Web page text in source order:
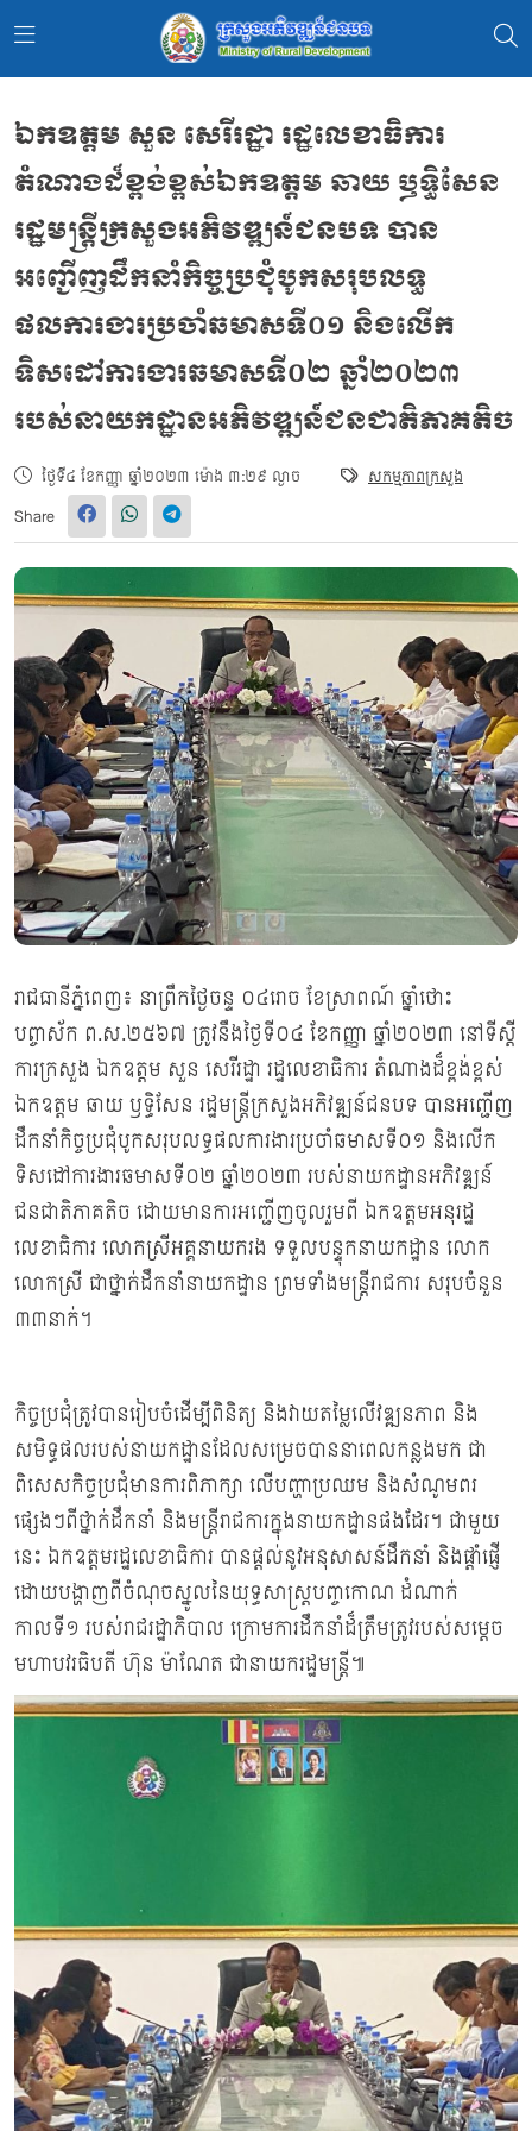
ឯកឧត្តម សួន សេរីរដ្ឋា រដ្ឋលេខាធិការ
តំណាងដ៏ខ្ពង់ខ្ពស់ឯកឧត្តម ឆាយ ឫទ្ធិសែន
រដ្ឋមន្ត្រីក្រសួងអភិវឌ្ឍន៍ជនបទ បាន
អញ្ជើញដឹកនាំកិច្ចប្រជុំបូកសរុបលទ្ធ
ផលការងារប្រចាំឆមាសទី០១ និងលើក
ទិសដៅការងារឆមាសទី០២ ឆ្នាំ២០២៣
របស់នាយកដ្ឋានអភិវឌ្ឍន៍ជនជាតិភាគតិច
ថ្ងៃទី៤ ខែកញ្ញា ឆ្នាំ២០២៣ ម៉ោង ៣:២៩ ល្ងាច សកម្មភាពក្រសួង
Share
រាជធានីភ្នំពេញ៖ នាព្រឹកថ្ងៃចន្ទ ០៤រោច ខែស្រាពណ៍ ឆ្នាំថោះ
បព្ចាស័ក ព.ស.២៥៦៧ ត្រូវនឹងថ្ងៃទី០៤ ខែកញ្ញា ឆ្នាំ២០២៣ នៅទីស្តី
ការក្រសួង ឯកឧត្តម សួន សេរីរដ្ឋា រដ្ឋលេខាធិការ តំណាងដ៏ខ្ពង់ខ្ពស់
ឯកឧត្តម ឆាយ ឫទ្ធិសែន រដ្ឋមន្ត្រីក្រសួងអភិវឌ្ឍន៍ជនបទ បានអញ្ជើញ
ដឹកនាំកិច្ចប្រជុំបូកសរុបលទ្ធផលការងារប្រចាំឆមាសទី០១ និងលើក
ទិសដៅការងារឆមាសទី០២ ឆ្នាំ២០២៣ របស់នាយកដ្ឋានអភិវឌ្ឍន៍
ជនជាតិភាគតិច ដោយមានការអញ្ជើញចូលរួមពី ឯកឧត្តមអនុរដ្ឋ
លេខាធិការ លោកស្រីអគ្គនាយករង ទទួលបន្ទុកនាយកដ្ឋាន លោក
លោកស្រី ជាថ្នាក់ដឹកនាំនាយកដ្ឋាន ព្រមទាំងមន្ត្រីរាជការ សរុបចំនួន
៣៣នាក់។
កិច្ចប្រជុំត្រូវបានរៀបចំដើម្បីពិនិត្យ និងវាយតម្លៃលើវឌ្ឍនភាព និង
សមិទ្ធផលរបស់នាយកដ្ឋានដែលសម្រេចបាននាពេលកន្លងមក ជា
ពិសេសកិច្ចប្រជុំមានការពិភាក្សា លើបញ្ហាប្រឈម និងសំណូមពរ
ផ្សេងៗពីថ្នាក់ដឹកនាំ និងមន្ដ្រីរាជការក្នុងនាយកដ្ឋានផងដែរ។ ជាមួយ
នេះ ឯកឧត្តមរដ្ឋលេខាធិការ បានផ្តល់នូវអនុសាសន៍ដឹកនាំ និងផ្ដាំផ្ញើ
ដោយបង្ហាញពីចំណុចស្នូលនៃយុទ្ធសាស្ត្របញ្ចកោណ ដំណាក់
កាលទី១ របស់រាជរដ្ឋាភិបាល ក្រោមការដឹកនាំដ៏ត្រឹមត្រូវរបស់សម្ដេច
មហាបវរធិបតី ហ៊ុន ម៉ាណែត ជានាយករដ្ឋមន្ដ្រី៕